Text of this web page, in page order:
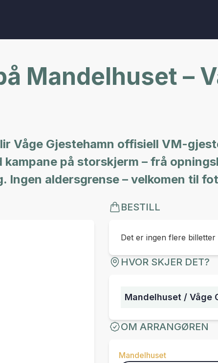
Mandelhuset –
Våge Gjestehamn offisiell VM-
på storskjerm – frå
aldersgrense – velkomen til
BESTILL
Det er ingen flere billetter
HVOR SKJER DET?
Mandelhuset / Våge
OM ARRANGØREN
Mandelhuset